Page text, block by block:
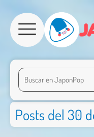
Posts del 30